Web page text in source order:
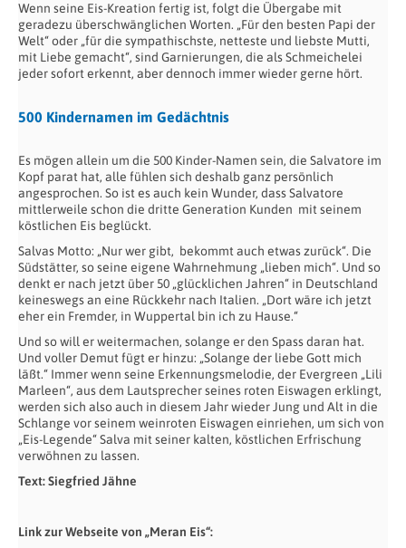
Wenn seine Eis-Kreation fertig ist, folgt die Übergabe mit
geradezu überschwänglichen Worten. „Für den besten Papi der
Welt“ oder „für die sympathischste, netteste und liebste Mutti,
mit Liebe gemacht“, sind Garnierungen, die als Schmeichelei
jeder sofort erkennt, aber dennoch immer wieder gerne hört.
500 Kindernamen im Gedächtnis
Es mögen allein um die 500 Kinder-Namen sein, die Salvatore im
Kopf parat hat, alle fühlen sich deshalb ganz persönlich
angesprochen. So ist es auch kein Wunder, dass Salvatore
mittlerweile schon die dritte Generation Kunden mit seinem
köstlichen Eis beglückt.
Salvas Motto: „Nur wer gibt, bekommt auch etwas zurück“. Die
Südstätter, so seine eigene Wahrnehmung „lieben mich“. Und so
denkt er nach jetzt über 50 „glücklichen Jahren“ in Deutschland
keineswegs an eine Rückkehr nach Italien. „Dort wäre ich jetzt
eher ein Fremder, in Wuppertal bin ich zu Hause.“
Und so will er weitermachen, solange er den Spass daran hat.
Und voller Demut fügt er hinzu: „Solange der liebe Gott mich
läßt.“ Immer wenn seine Erkennungsmelodie, der Evergreen „Lili
Marleen“, aus dem Lautsprecher seines roten Eiswagen erklingt,
werden sich also auch in diesem Jahr wieder Jung und Alt in die
Schlange vor seinem weinroten Eiswagen einriehen, um sich von
„Eis-Legende“ Salva mit seiner kalten, köstlichen Erfrischung
verwöhnen zu lassen.
Text: Siegfried Jähne
Link zur Webseite von „Meran Eis“: